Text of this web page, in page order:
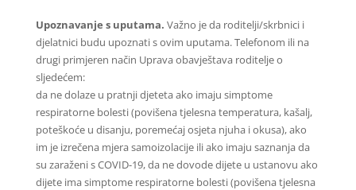
Upoznavanje s uputama. Važno je da roditelji/skrbnici i
djelatnici budu upoznati s ovim uputama. Telefonom ili na
drugi primjeren način Uprava obavještava roditelje o
sljedećem:
da ne dolaze u pratnji djeteta ako imaju simptome
respiratorne bolesti (povišena tjelesna temperatura, kašalj,
poteškoće u disanju, poremećaj osjeta njuha i okusa), ako
im je izrečena mjera samoizolacije ili ako imaju saznanja da
su zaraženi s COVID-19, da ne dovode dijete u ustanovu ako
dijete ima simptome respiratorne bolesti (povišena tjelesna